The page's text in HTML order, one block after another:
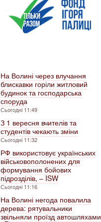
На Волині через влучання
блискавки горіли житловий
будинок та господарська
споруда
Сьогодні 11:49
З 1 вересня вчителів та
студентів чекають зміни
Сьогодні 11:32
РФ використовує українських
військовополонених для
формування бойових
підрозділів, – ISW
Сьогодні 11:16
На Волині негода повалила
дерева: рятувальники
звільняли проїзд автошляхами